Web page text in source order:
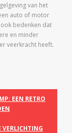
van het
auto of motor
bedenken dat
en minder
veerkracht heeft.
EEN RETRO